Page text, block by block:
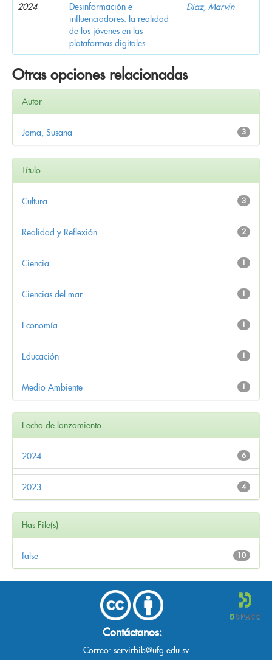
2024
Desinformación e
influenciadores: la realidad
de los jóvenes en las
plataformas digitales
Díaz, Marvin
Otras opciones relacionadas
Autor
3
Joma, Susana
Título
3
Cultura
2
Realidad y Reflexión
1
Ciencia
1
Ciencias del mar
1
Economía
1
Educación
1
Medio Ambiente
Fecha de lanzamiento
6
2024
4
2023
Has File(s)
10
false
Contáctanos:
Correo: servirbib@ufg.edu.sv